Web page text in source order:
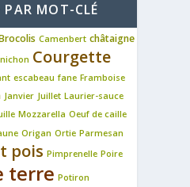
PAR MOT-CLÉ
Camenbert châtaigne
Courgette
escabeau fane Framboise
Janvier Juillet Laurier-sauce
Mozzarella Oeuf de caille
Origan Ortie Parmesan
pois Pimprenelle Poire
terre Potiron